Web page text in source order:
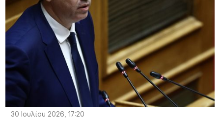
30 Ιουλίου 2026, 17:20